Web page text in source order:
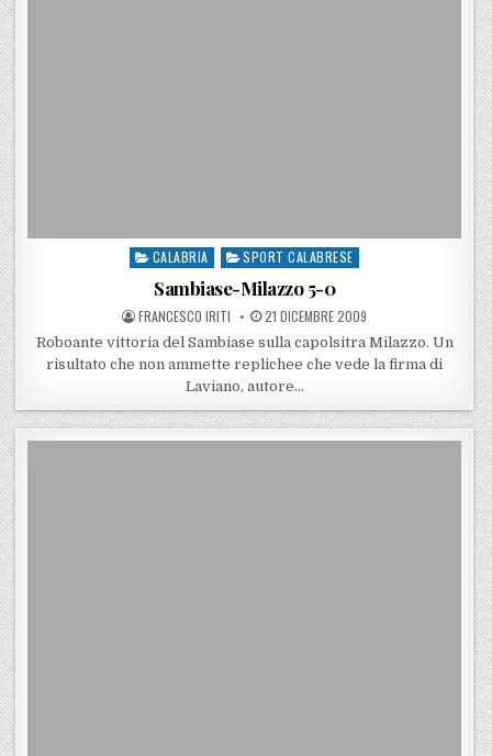
Posted in
CALABRIA SPORT CALABRESE
Sambiase-Milazzo 5-0
POSTED BY
FRANCESCO IRITI POSTED ON
21 DICEMBRE 2009
Roboante vittoria del Sambiase sulla capolsitra Milazzo. Un
risultato che non ammette replichee che vede la firma di
Laviano, autore…